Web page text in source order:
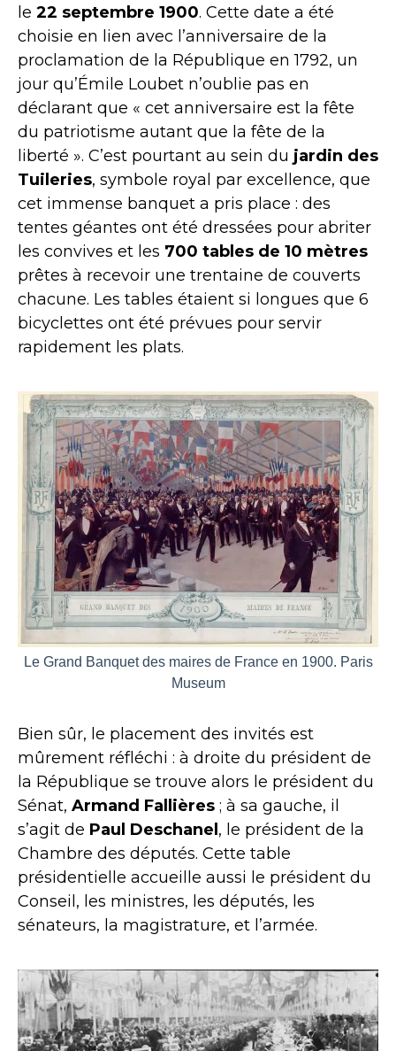
le 22 septembre 1900. Cette date a été
choisie en lien avec l’anniversaire de la
proclamation de la République en 1792, un
jour qu’Émile Loubet n’oublie pas en
déclarant que « cet anniversaire est la fête
du patriotisme autant que la fête de la
liberté ». C’est pourtant au sein du jardin des
Tuileries, symbole royal par excellence, que
cet immense banquet a pris place : des
tentes géantes ont été dressées pour abriter
les convives et les 700 tables de 10 mètres
prêtes à recevoir une trentaine de couverts
chacune. Les tables étaient si longues que 6
bicyclettes ont été prévues pour servir
rapidement les plats.
Le Grand Banquet des maires de France en 1900. Paris
Museum
Bien sûr, le placement des invités est
mûrement réfléchi : à droite du président de
la République se trouve alors le président du
Sénat, Armand Fallières ; à sa gauche, il
s’agit de Paul Deschanel, le président de la
Chambre des députés. Cette table
présidentielle accueille aussi le président du
Conseil, les ministres, les députés, les
sénateurs, la magistrature, et l’armée.